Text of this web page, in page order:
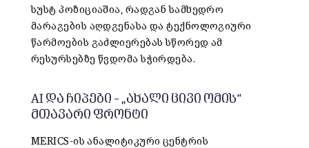
სუსტ პოზიციაშია, რადგან სამხედრო
მარაგების აღდგენასა და ტექნოლოგიური
წარმოების გაძლიერებას სწორედ ამ
რესურსებზე წვდომა სჭირდება.
AI და ჩიპები – „ახალი ცივი ომის“
მთავარი ფრონტი
MERICS-ის ანალიტიკური ცენტრის